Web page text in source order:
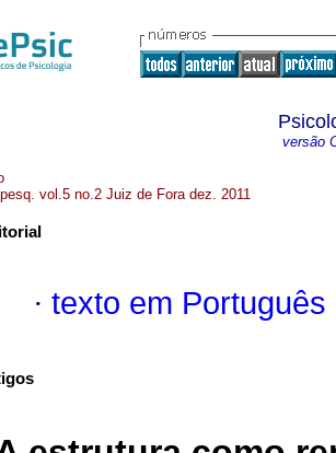
versão
vol.5 no.2 Juiz de Fora dez. 2011
· texto em Português